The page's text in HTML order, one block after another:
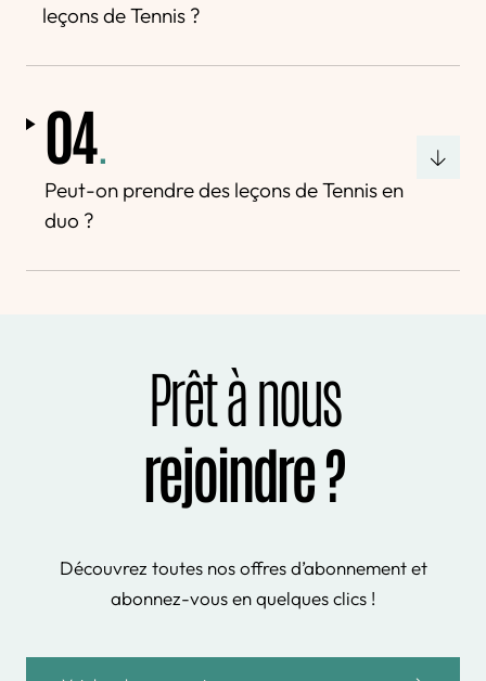
leçons de Tennis ?
04.
Peut-on prendre des leçons de Tennis en
duo ?
Prêt à nous
rejoindre ?
Découvrez toutes nos offres d’abonnement et
abonnez-vous en quelques clics !